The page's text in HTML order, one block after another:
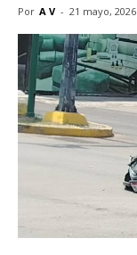
Por A V - 21 mayo, 2026